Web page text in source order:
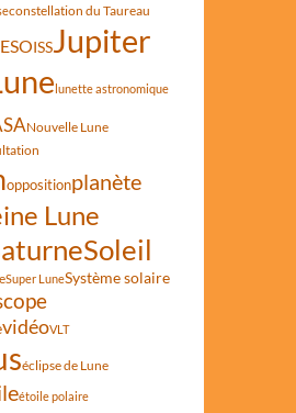
s’effondre
constellation du Taureau
ESOISSJupiter
lunette astronomique
Nouvelle Lune
oppositionplanète
Lune
Soleil
Super LuneSystème solaire
vidéoVLT
éclipse de Lune
étoile polaire